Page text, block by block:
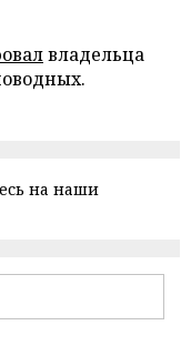
владельца
на наши